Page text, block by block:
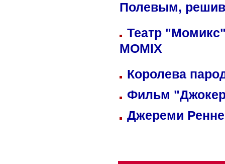
Полевым,
Театр
MOMIX
Королева
Фильм
Джереми